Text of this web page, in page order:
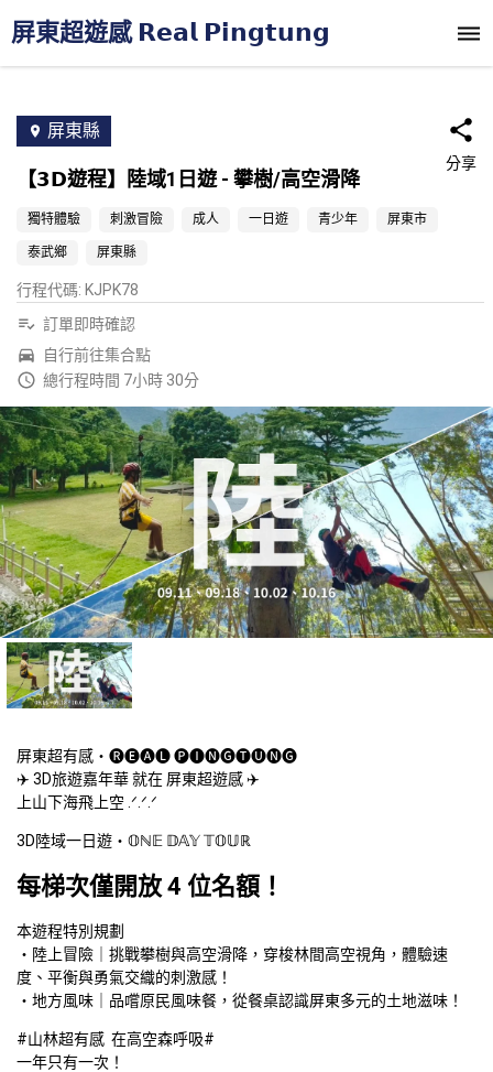
屏東超遊感 𝗥𝗲𝗮𝗹 𝗣𝗶𝗻𝗴𝘁𝘂𝗻𝗴
屏東縣
【𝟯𝗗遊程】陸域1日遊 ‐ 攀樹/高空滑降
分享
獨特體驗 刺激冒險 成人 一日遊 青少年 屏東市
泰武鄉 屏東縣
行程代碼: KJPK78
訂單即時確認
自行前往集合點
總行程時間 7小時 30分
屏東超有感・🅡🅔🅐🅛 🅟🅘🅝🅖🅣🅤🅝🅖
✈️ 3D旅遊嘉年華 就在 屏東超遊感 ✈️
上山下海飛上空 .ᐟ.ᐟ.ᐟ
3D陸域一日遊・𝕆ℕ𝔼 𝔻𝔸𝕐 𝕋𝕆𝕌ℝ
每梯次僅開放 4 位名額！
本遊程特別規劃
・陸上冒險｜挑戰攀樹與高空滑降，穿梭林間高空視角，體驗速
度、平衡與勇氣交織的刺激感！
・地方風味｜品嚐原民風味餐，從餐桌認識屏東多元的土地滋味！
#山林超有感  在高空森呼吸#
一年只有一次！